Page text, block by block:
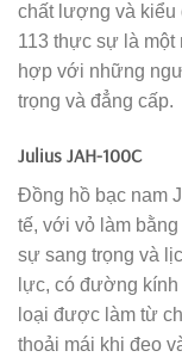
chất lượng và kiểu
113 thực sự là một
hợp với những
trọng và đẳng cấp.
Julius JAH-100C
Đồng hồ bạc nam
tế, với vỏ làm
sự sang trọng và
lực, có đường
loại được làm từ
thoải mái khi đeo